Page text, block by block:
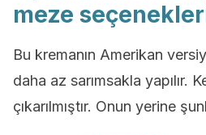
meze
Bu kremanın Amerikan
daha az sarımsakla yapılır.
çıkarılmıştır. Onun yerine